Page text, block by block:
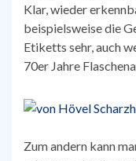
Klar, wieder
beispielsweise die
Etiketts sehr, auch
70er Jahre
Zum andern kann